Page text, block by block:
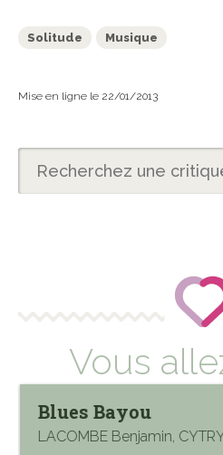
Solitude Musique
Mise en ligne le 22/01/2013
Vous
Blues Bayou
LACOMBE Benjamin,